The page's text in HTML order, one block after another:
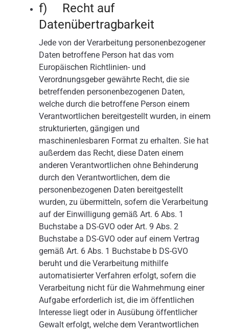
f) Recht auf
Datenübertragbarkeit
Jede von der Verarbeitung personenbezogener
Daten betroffene Person hat das vom
Europäischen Richtlinien- und
Verordnungsgeber gewährte Recht, die sie
betreffenden personenbezogenen Daten,
welche durch die betroffene Person einem
Verantwortlichen bereitgestellt wurden, in einem
strukturierten, gängigen und
maschinenlesbaren Format zu erhalten. Sie hat
außerdem das Recht, diese Daten einem
anderen Verantwortlichen ohne Behinderung
durch den Verantwortlichen, dem die
personenbezogenen Daten bereitgestellt
wurden, zu übermitteln, sofern die Verarbeitung
auf der Einwilligung gemäß Art. 6 Abs. 1
Buchstabe a DS-GVO oder Art. 9 Abs. 2
Buchstabe a DS-GVO oder auf einem Vertrag
gemäß Art. 6 Abs. 1 Buchstabe b DS-GVO
beruht und die Verarbeitung mithilfe
automatisierter Verfahren erfolgt, sofern die
Verarbeitung nicht für die Wahrnehmung einer
Aufgabe erforderlich ist, die im öffentlichen
Interesse liegt oder in Ausübung öffentlicher
Gewalt erfolgt, welche dem Verantwortlichen